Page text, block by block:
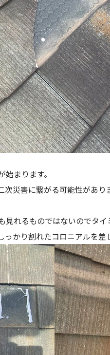
まります。
災害に繋がる可能性があり
れるものではないのでタイ
かり割れたコロニアルを差